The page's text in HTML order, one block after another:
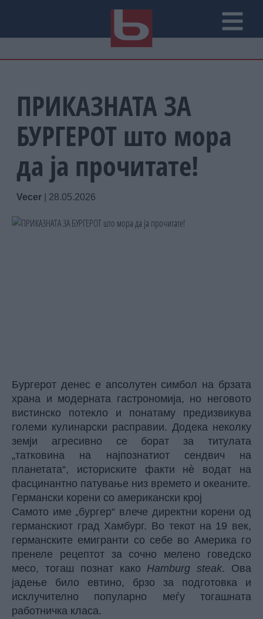
ПРИКАЗНАТА ЗА
БУРГЕРОТ што мора
да ја прочитате!
Vecer 28.05.2026
Бургерот денес е апсолутен симбол на брзата
храна и модерната гастрономија, но неговото
вистинско потекло и понатаму предизвикува
големи кулинарски расправии. Додека неколку
земји агресивно се борат за титулата
„татковина на најпознатиот сендвич на
планетата“, историските факти нè водат на
фасцинантно патување низ времето и океаните.
Германски корени со американски крој
Самото име „бургер“ влече директни корени од
германскиот град Хамбург. Во текот на 19 век,
германските емигранти со себе во Америка го
пренеле рецептот за сочно мелено говедско
месо, тогаш познат како Hamburg steak. Ова
јадење било евтино, брзо за подготовка и
исклучително популарно меѓу тогашната
работничка класа.